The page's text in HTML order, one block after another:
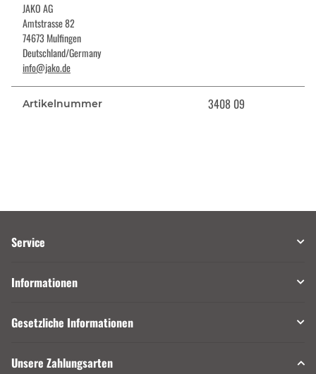
JAKO AG
Amtstrasse 82
74673 Mulfingen
Deutschland/Germany
info@jako.de
Artikelnummer 3408 09
Service
Informationen
Gesetzliche Informationen
Unsere Zahlungsarten